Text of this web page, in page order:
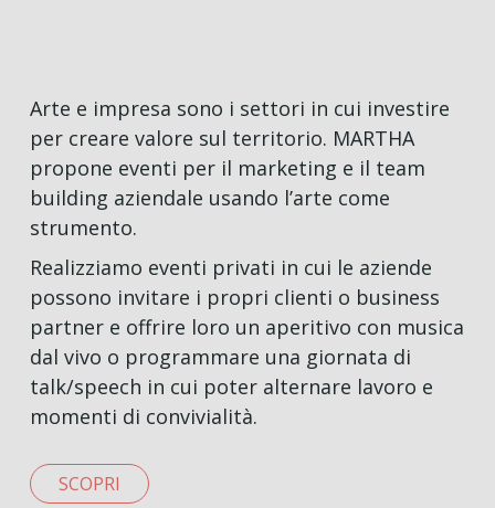
Arte e impresa sono i settori in cui investire
per creare valore sul territorio. MARTHA
propone eventi per il marketing e il team
building aziendale usando l’arte come
strumento.
Realizziamo eventi privati in cui le aziende
possono invitare i propri clienti o business
partner e offrire loro un aperitivo con musica
dal vivo o programmare una giornata di
talk/speech in cui poter alternare lavoro e
momenti di convivialità.
SCOPRI